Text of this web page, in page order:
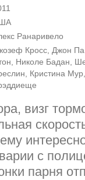
Ранаривело
Кросс, Джон
Николе Бадан,
Кристина
визг
с
парня